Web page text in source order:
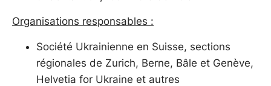
Organisations responsables :
Société Ukrainienne en Suisse, sections
régionales de Zurich, Berne, Bâle et Genève,
Helvetia for Ukraine et autres